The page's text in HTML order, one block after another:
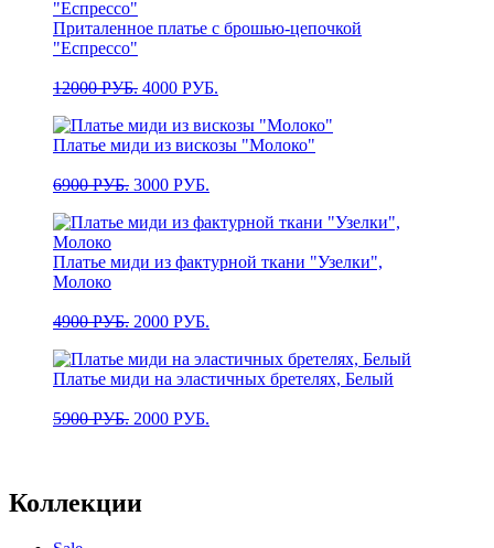
Приталенное платье с брошью-цепочкой
"Еспрессо"
12000РУБ. Первоначальная
составляла
12000 РУБ..
4000 РУБ.
4000 РУБ..
Платье миди из вискозы "Молоко"
6900РУБ. Первоначальная
составляла
3000 РУБ.
3000 РУБ..
Платье миди из фактурной ткани "Узелки",
Молоко
4900РУБ. Первоначальная
составляла
4900 РУБ..
2000 РУБ.
2000 РУБ..
Платье миди на эластичных бретелях, Белый
5900РУБ. Первоначальная
2000 РУБ.
Коллекции